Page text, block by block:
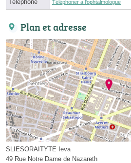
Téléphone Téléphoner à l'ophtalmologue
Plan et adresse
SLIESORAITYTE Ieva
49 Rue Notre Dame de Nazareth